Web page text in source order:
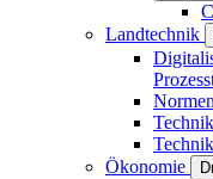
Landtechnik
Ökonomie